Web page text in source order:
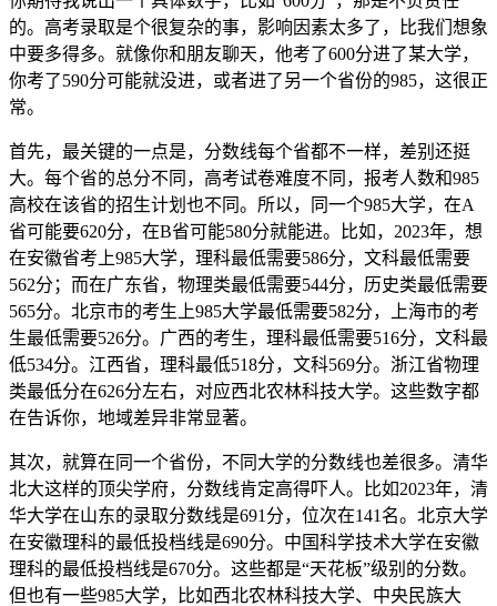
的。高考录取是个很复杂的事，影响因素太多了，比我们想象
中要多得多。就像你和朋友聊天，他考了600分进了某大学，
你考了590分可能就没进，或者进了另一个省份的985，这很正
常。
首先，最关键的一点是，分数线每个省都不一样，差别还挺
大。每个省的总分不同，高考试卷难度不同，报考人数和985
高校在该省的招生计划也不同。所以，同一个985大学，在A
省可能要620分，在B省可能580分就能进。比如，2023年，想
在安徽省考上985大学，理科最低需要586分，文科最低需要
562分；而在广东省，物理类最低需要544分，历史类最低需要
565分。北京市的考生上985大学最低需要582分，上海市的考
生最低需要526分。广西的考生，理科最低需要516分，文科最
低534分。江西省，理科最低518分，文科569分。浙江省物理
类最低分在626分左右，对应西北农林科技大学。这些数字都
在告诉你，地域差异非常显著。
其次，就算在同一个省份，不同大学的分数线也差很多。清华
北大这样的顶尖学府，分数线肯定高得吓人。比如2023年，清
华大学在山东的录取分数线是691分，位次在141名。北京大学
在安徽理科的最低投档线是690分。中国科学技术大学在安徽
理科的最低投档线是670分。这些都是“天花板”级别的分数。
但也有一些985大学，比如西北农林科技大学、中央民族大